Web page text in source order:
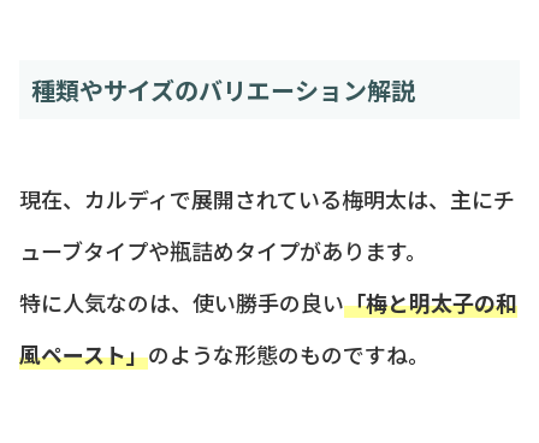
種類やサイズのバリエーション解説
現在、カルディで展開されている梅明太は、主にチ
ューブタイプや瓶詰めタイプがあります。
特に人気なのは、使い勝手の良い「梅と明太子の和
風ペースト」のような形態のものですね。